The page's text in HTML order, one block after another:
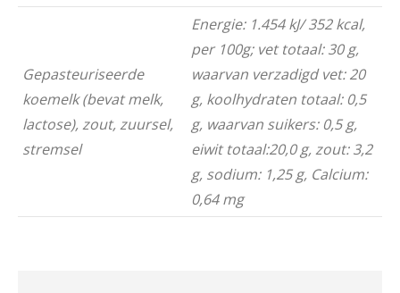
Gepasteuriseerde
koemelk (bevat melk,
lactose), zout, zuursel,
stremsel
Energie: 1.454 kJ/ 352 kcal,
per 100g; vet totaal: 30 g,
waarvan verzadigd vet: 20
g, koolhydraten totaal: 0,5
g, waarvan suikers: 0,5 g,
eiwit totaal:20,0 g, zout: 3,2
g, sodium: 1,25 g, Calcium:
0,64 mg